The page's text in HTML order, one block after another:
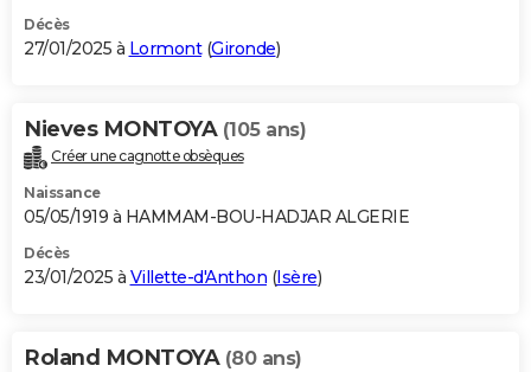
Décès
27/01/2025 à Lormont(Gironde)
Nieves MONTOYA (105 ans)
Créer une cagnotte obsèques
Naissance
05/05/1919 à HAMMAM-BOU-HADJAR ALGERIE
Décès
23/01/2025 à Villette-d'Anthon (Isère)
Roland MONTOYA (80 ans)